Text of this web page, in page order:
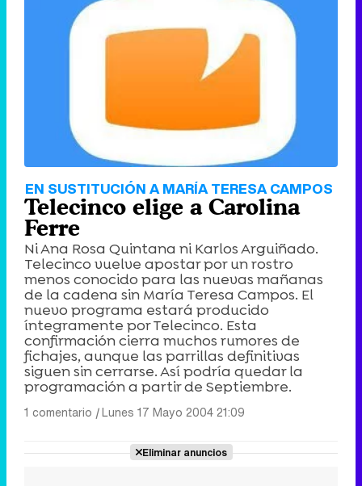
EN SUSTITUCIÓN A MARÍA TERESA CAMPOS
Telecinco elige a Carolina
Ferre
Ni Ana Rosa Quintana ni Karlos Arguiñado.
Telecinco vuelve apostar por un rostro
menos conocido para las nuevas mañanas
de la cadena sin María Teresa Campos. El
nuevo programa estará producido
íntegramente por Telecinco. Esta
confirmación cierra muchos rumores de
fichajes, aunque las parrillas definitivas
siguen sin cerrarse. Así podría quedar la
programación a partir de Septiembre.
1 comentario |Lunes 17 Mayo 2004 21:09
Eliminar anuncios